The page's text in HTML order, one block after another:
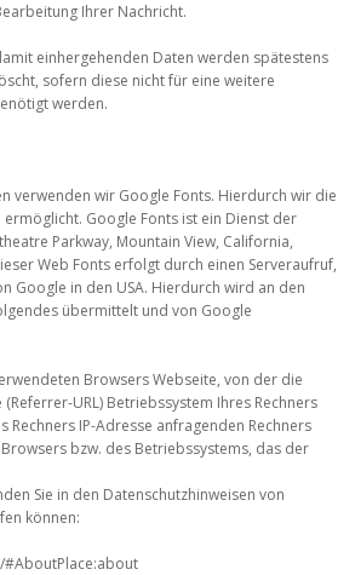
Ihrer Nachricht.
einhergehenden Daten werden spätestens
sofern diese nicht für eine weitere
werden.
verwenden wir Google Fonts. Hierdurch wir die
Google Fonts ist ein Dienst der
Parkway, Mountain View, California,
Web Fonts erfolgt durch einen Serveraufruf,
Google in den USA. Hierdurch wird an den
übermittelt und von Google
Browsers Webseite, von der die
URL) Betriebssystem Ihres Rechners
Rechners IP-Adresse anfragenden Rechners
bzw. des Betriebssystems, das der
Sie in den Datenschutzhinweisen von
können: